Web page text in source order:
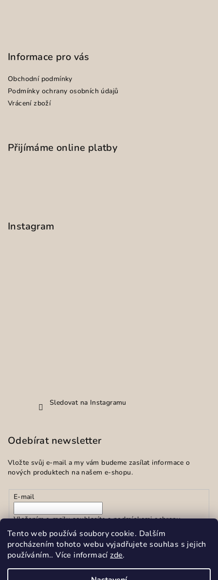
Tento web používá soubory cookie. Dalším
procházením tohoto webu vyjadřujete souhlas s jejich
používáním.. Více informacízde.
Informace pro vás
Obchodní podmínky
Podmínky ochrany osobních údajů
Vrácení zboží
Přijímáme online platby
Instagram
Sledovat na Instagramu
Odebírat newsletter
Vložte svůj e-mail a my vám budeme zasílat informace o
nových produktech na našem e-shopu.
E-mail
Vložením e-mailu souhlasíte spodmínkami ochrany
osobních údajů
Přihlásit se